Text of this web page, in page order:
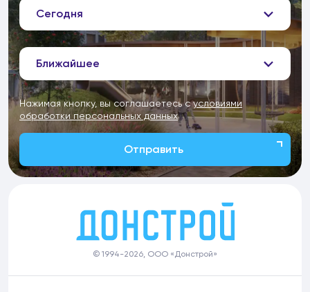
Сегодня
Ближайшее
Нажимая кнопку, вы соглашаетесь сусловиями
обработки персональных данных
Отправить
© 1994-2026, ООО «Донстрой»